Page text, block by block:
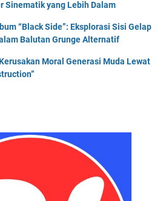
Sinematik yang Lebih Dalam
“Black Side”: Eksplorasi Sisi Gelap
Balutan Grunge Alternatif
Moral Generasi Muda Lewat